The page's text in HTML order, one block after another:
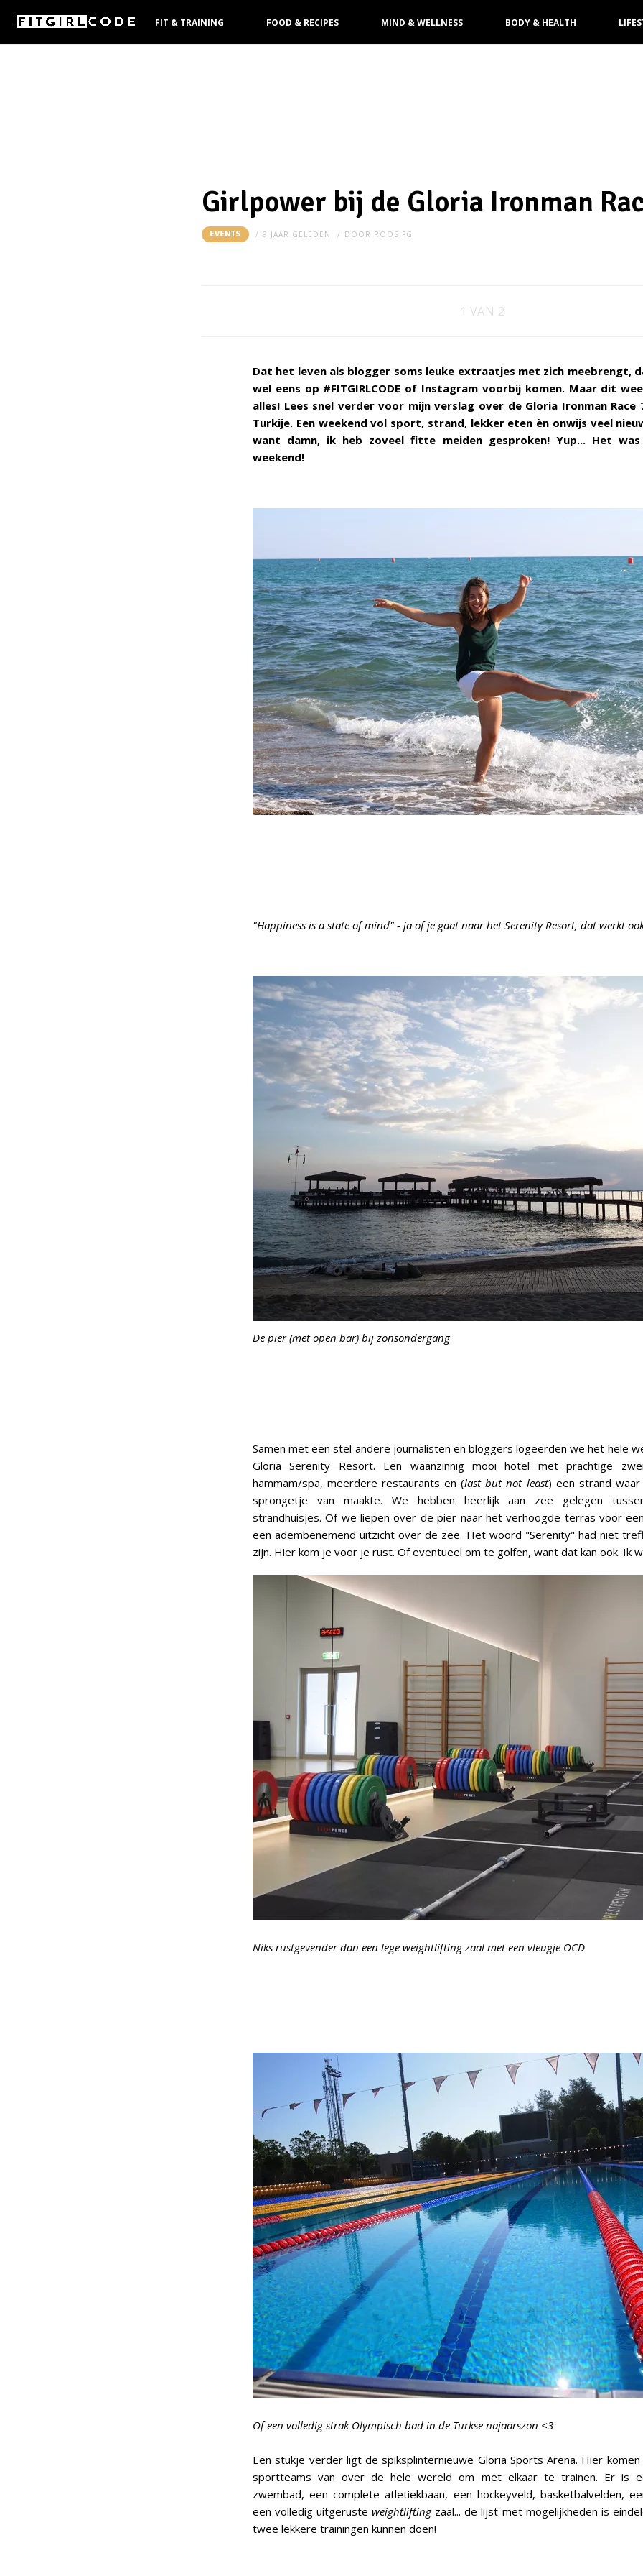
FIT & TRAINING FOOD & RECIPES MIND & WELLNESS BODY & HEALTH
Girlpower bij de Gloria Ironman
EVENTS 9 JAAR GELEDEN DOOR ROOS FG
1 VAN 2
Dat het leven als blogger soms leuke extraatjes met zich meebrengt,
wel eens op #FITGIRLCODE of Instagram voorbij komen. Maar dit
alles! Lees snel verder voor mijn verslag over de Gloria Ironman Race
Turkije. Een weekend vol sport, strand, lekker eten èn onwijs veel
want damn, ik heb zoveel fitte meiden gesproken! Yup... Het
weekend!
"Happiness is a state of mind" - ja of je gaat naar het Serenity Resort, dat werkt
De pier (met open bar) bij zonsondergang
Samen met een stel andere journalisten en bloggers logeerden we het hele
Gloria Serenity Resort. Een waanzinnig mooi hotel met prachtige
hammam/spa, meerdere restaurants en (last but not least) een strand
sprongetje van maakte. We hebben heerlijk aan zee gelegen
strandhuisjes. Of we liepen over de pier naar het verhoogde terras voor
een adembenemend uitzicht over de zee. Het woord "Serenity" had niet
zijn. Hier kom je voor je rust. Of eventueel om te golfen, want dat kan ook. Ik
Niks rustgevender dan een lege weightlifting zaal met een vleugje OCD
Of een volledig strak Olympisch bad in de Turkse najaarszon <3
Een stukje verder ligt de spiksplinternieuwe Gloria Sports Arena. Hier
sportteams van over de hele wereld om met elkaar te trainen. Er is
zwembad, een complete atletiekbaan, een hockeyveld, basketbalvelden,
een volledig uitgerusteweightliftingzaal... de lijst met mogelijkheden is
twee lekkere trainingen kunnen doen!